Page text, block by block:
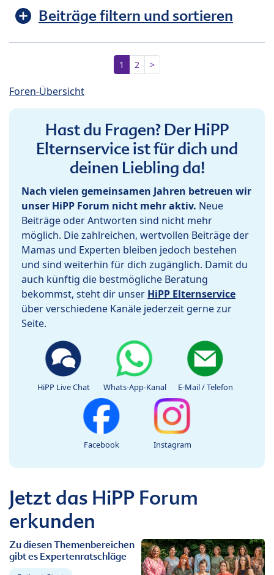
Beiträge filtern und sortieren
1 2 >
Foren-Übersicht
Hast du Fragen? Der HiPP
Elternservice ist für dich und
deinen Liebling da!
Nach vielen gemeinsamen Jahren betreuen wir
unser HiPP Forum nicht mehr aktiv. Neue
Beiträge oder Antworten sind nicht mehr
möglich. Die zahlreichen, wertvollen Beiträge der
Mamas und Experten bleiben jedoch bestehen
und sind weiterhin für dich zugänglich. Damit du
auch künftig die bestmögliche Beratung
bekommst, steht dir unser HiPP Elternservice
über verschiedene Kanäle jederzeit gerne zur
Seite.
HiPP Live Chat Whats-App-Kanal E-Mail / Telefon
Facebook Instagram
Jetzt das HiPP Forum
erkunden
Zu diesen Themenbereichen
gibt es Expertenratschläge